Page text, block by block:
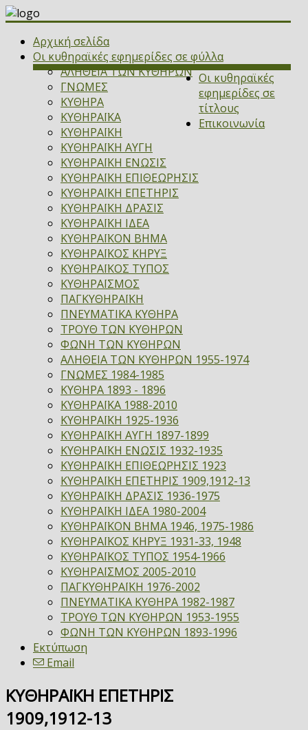
Αρχική σελίδα
Οι κυθηραϊκές εφημερίδες σε φύλλα
ΑΛΗΘΕΙΑ ΤΩΝ ΚΥΘΗΡΩΝ
ΓΝΩΜΕΣ
ΚΥΘΗΡΑ
ΚΥΘΗΡΑΪΚΑ
ΚΥΘΗΡΑΪΚΗ
ΚΥΘΗΡΑΪΚΗ ΑΥΓΗ
ΚΥΘΗΡΑΪΚΗ ΕΝΩΣΙΣ
ΚΥΘΗΡΑΪΚΗ ΕΠΙΘΕΩΡΗΣΙΣ
ΚΥΘΗΡΑΪΚΗ ΕΠΕΤΗΡΙΣ
ΚΥΘΗΡΑΪΚΗ ΔΡΑΣΙΣ
ΚΥΘΗΡΑΪΚΗ ΙΔΕΑ
ΚΥΘΗΡΑΪΚΟΝ ΒΗΜΑ
ΚΥΘΗΡΑΪΚΟΣ ΚΗΡΥΞ
ΚΥΘΗΡΑΪΚΟΣ ΤΥΠΟΣ
ΚΥΘΗΡΑΪΣΜΟΣ
ΠΑΓΚΥΘΗΡΑΪΚΗ
ΠΝΕΥΜΑΤΙΚΑ ΚΥΘΗΡΑ
ΤΡΟΥΘ ΤΩΝ ΚΥΘΗΡΩΝ
ΦΩΝΗ ΤΩΝ ΚΥΘΗΡΩΝ
Οι κυθηραϊκές
εφημερίδες σε
τίτλους
ΑΛΗΘΕΙΑ ΤΩΝ ΚΥΘΗΡΩΝ 1955-1974
ΓΝΩΜΕΣ 1984-1985
ΚΥΘΗΡΑ 1893 - 1896
ΚΥΘΗΡΑΪΚΑ 1988-2010
ΚΥΘΗΡΑΪΚΗ 1925-1936
ΚΥΘΗΡΑΪΚΗ ΑΥΓΗ 1897-1899
ΚΥΘΗΡΑΪΚΗ ΕΝΩΣΙΣ 1932-1935
ΚΥΘΗΡΑΪΚΗ ΕΠΙΘΕΩΡΗΣΙΣ 1923
ΚΥΘΗΡΑΪΚΗ ΕΠΕΤΗΡΙΣ 1909,1912-13
ΚΥΘΗΡΑΪΚΗ ΔΡΑΣΙΣ 1936-1975
ΚΥΘΗΡΑΪΚΗ ΙΔΕΑ 1980-2004
ΚΥΘΗΡΑΪΚΟΝ ΒΗΜΑ 1946, 1975-1986
ΚΥΘΗΡΑΪΚΟΣ ΚΗΡΥΞ 1931-33, 1948
ΚΥΘΗΡΑΪΚΟΣ ΤΥΠΟΣ 1954-1966
ΚΥΘΗΡΑΪΣΜΟΣ 2005-2010
ΠΑΓΚΥΘΗΡΑΪΚΗ 1976-2002
ΠΝΕΥΜΑΤΙΚΑ ΚΥΘΗΡΑ 1982-1987
ΤΡΟΥΘ ΤΩΝ ΚΥΘΗΡΩΝ 1953-1955
ΦΩΝΗ ΤΩΝ ΚΥΘΗΡΩΝ 1893-1996
Επικοινωνία
Εκτύπωση
Email
ΚΥΘΗΡΑΪΚΗ ΕΠΕΤΗΡΙΣ
1909,1912-13